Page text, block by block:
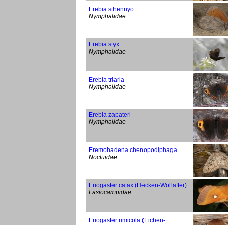
Erebia sthennyo
Nymphalidae
Erebia styx
Nymphalidae
Erebia triaria
Nymphalidae
Erebia zapateri
Nymphalidae
Eremohadena chenopodiphaga
Noctuidae
Eriogaster catax (Hecken-Wollafter)
Lasiocampidae
Eriogaster rimicola (Eichen-